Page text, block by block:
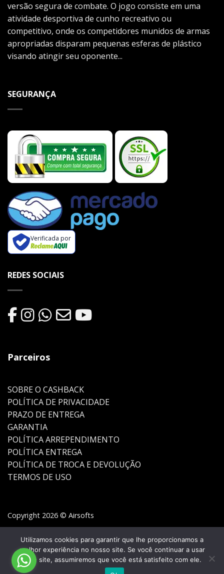
versão segura de combate. O jogo consiste em uma
atividade desportiva de cunho recreativo ou
competitivo, onde os competidores munidos de armas
apropriadas disparam pequenas esferas de plástico
visando atingir seu oponente...
SEGURANÇA
Verificada por
REDES SOCIAIS
Parceiros
SOBRE O CASHBACK
POLÍTICA DE PRIVACIDADE
PRAZO DE ENTREGA
GARANTIA
POLÍTICA ARREPENDIMENTO
POLÍTICA ENTREGA
POLÍTICA DE TROCA E DEVOLUÇÃO
TERMOS DE USO
Copyright 2026 © Airsofts
Utilizamos cookies para garantir que lhe proporcionamos a
melhor experiência no nosso site. Se você continuar a usar
este site, assumiremos que você está satisfeito com ele.